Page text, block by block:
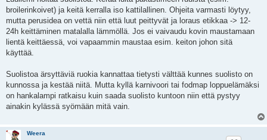
broilerinkoivet) ja keitä kerralla iso kattilallinen. Ohjeita varmasti löytyy,
mutta perusidea on vettä niin että luut peittyvät ja loraus etikkaa -> 12-
24h keittäminen matalalla lämmöllä. Jos ei vaivaudu kovin maustamaan
lientä keittäessä, voi vapaammin maustaa esim. keiton johon sitä
käyttää.
Suolistoa ärsyttäviä ruokia kannattaa tietysti välttää kunnes suolisto on
kunnossa ja kestää niitä. Mutta kyllä karnivoori tai fodmap loppuelämäksi
on hankalampi ratkaisu kuin saada suolisto kuntoon niin että pystyy
ainakin kylässä syömään mitä vain.
Weera